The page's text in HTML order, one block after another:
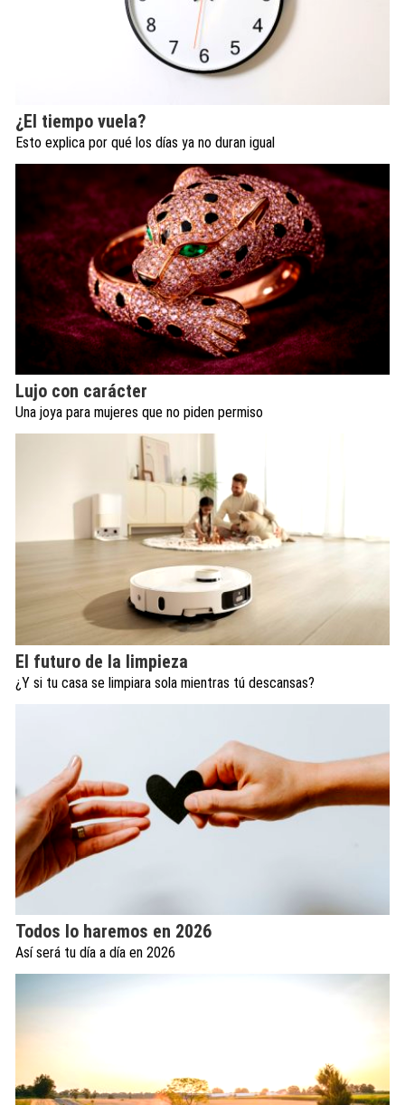
¿El tiempo vuela?
Esto explica por qué los días ya no duran igual
Lujo con carácter
Una joya para mujeres que no piden permiso
El futuro de la limpieza
¿Y si tu casa se limpiara sola mientras tú descansas?
Todos lo haremos en 2026
Así será tu día a día en 2026